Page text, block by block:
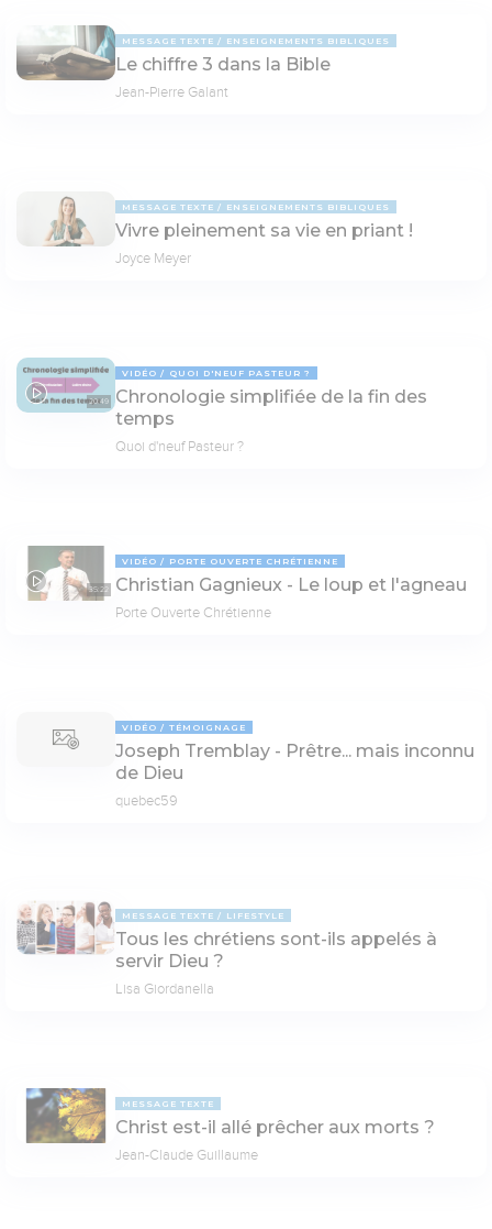
MESSAGE TEXTE ENSEIGNEMENTS BIBLIQUES
Le chiffre 3 dans la Bible
Jean-Pierre Galant
MESSAGE TEXTE ENSEIGNEMENTS BIBLIQUES
Vivre pleinement sa vie en priant !
Joyce Meyer
20:49
VIDÉO QUOI D'NEUF PASTEUR ?
Chronologie simplifiée de la fin des
temps
Quoi d'neuf Pasteur ?
35:22
VIDÉO PORTE OUVERTE CHRÉTIENNE
Christian Gagnieux - Le loup et l'agneau
Porte Ouverte Chrétienne
VIDÉO TÉMOIGNAGE
Joseph Tremblay - Prêtre... mais inconnu
de Dieu
quebec59
MESSAGE TEXTE LIFESTYLE
Tous les chrétiens sont-ils appelés à
servir Dieu ?
Lisa Giordanella
MESSAGE TEXTE
Christ est-il allé prêcher aux morts ?
Jean-Claude Guillaume